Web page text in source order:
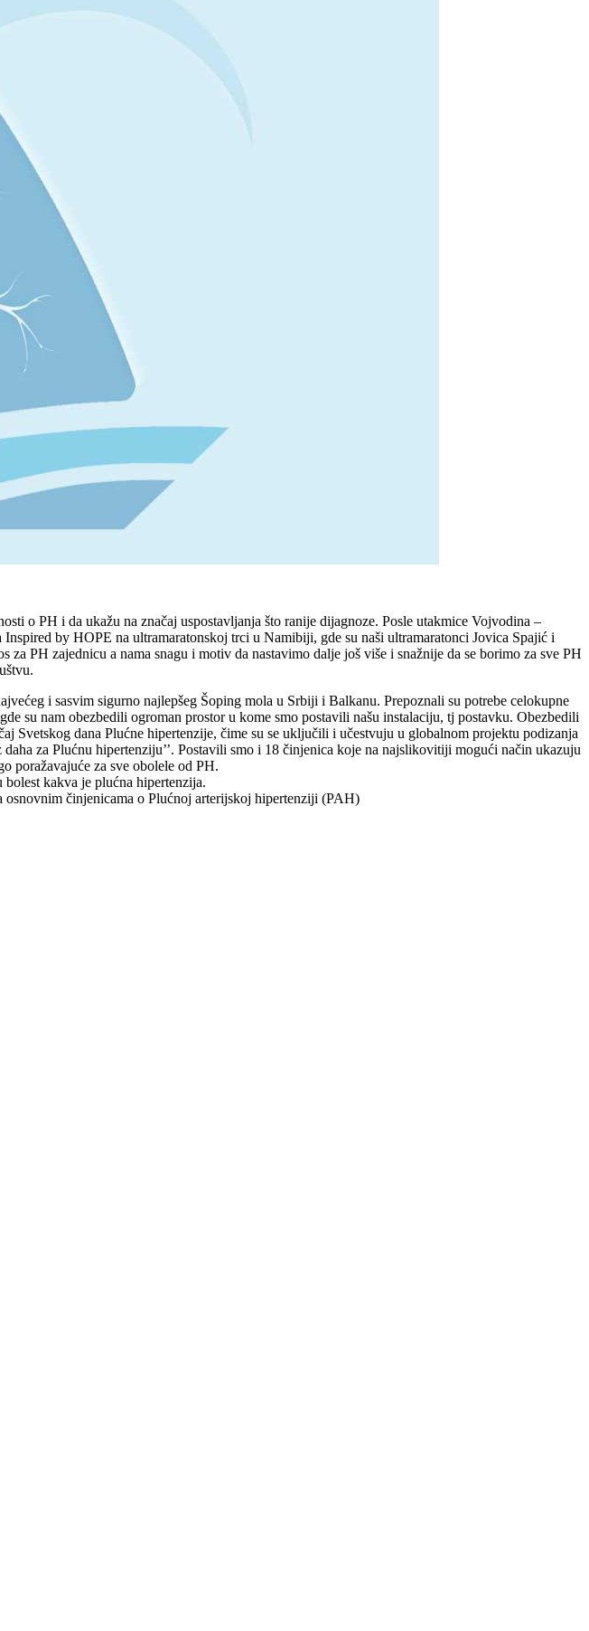
o PH i da ukažu na značaj uspostavljanja što ranije dijagnoze. Posle utakmice Vojvodina –
by HOPE na ultramaratonskoj trci u Namibiji, gde su naši ultramaratonci Jovica Spajić i
PH zajednicu a nama snagu i motiv da nastavimo dalje još više i snažnije da se borimo za sve PH
i sasvim sigurno najlepšeg Šoping mola u Srbiji i Balkanu. Prepoznali su potrebe celokupne
su nam obezbedili ogroman prostor u kome smo postavili našu instalaciju, tj postavku. Obezbedili
dana Plućne hipertenzije, čime su se uključili i učestvuju u globalnom projektu podizanja
za Plućnu hipertenziju’’. Postavili smo i 18 činjenica koje na najslikovitiji mogući način ukazuju
poražavajuće za sve obolele od PH.
kakva je plućna hipertenzija.
osnovnim činjenicama o Plućnoj arterijskoj hipertenziji (PAH)